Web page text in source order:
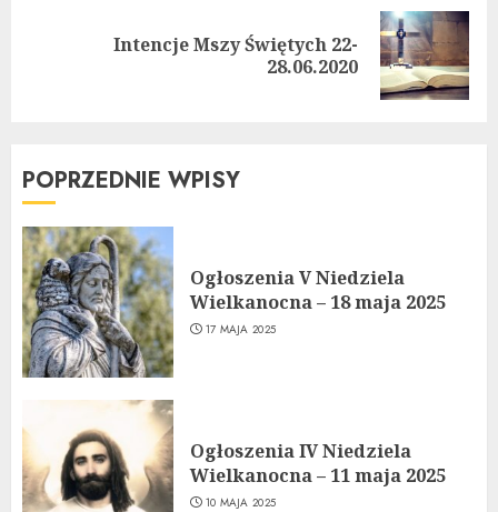
Intencje Mszy Świętych 22-
28.06.2020
POPRZEDNIE WPISY
Ogłoszenia V Niedziela
Wielkanocna – 18 maja 2025
17 MAJA 2025
Ogłoszenia IV Niedziela
Wielkanocna – 11 maja 2025
10 MAJA 2025